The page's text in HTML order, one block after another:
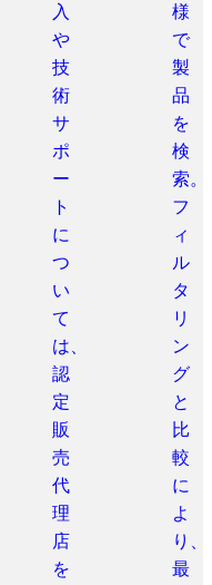
入
や
技
術
サ
ポ
ー
ト
に
つ
い
て
は、
認
定
販
売
代
理
店
を
様
で
製
品
を
検
索。
フ
ィ
ル
タ
リ
ン
グ
と
比
較
に
よ
り、
最